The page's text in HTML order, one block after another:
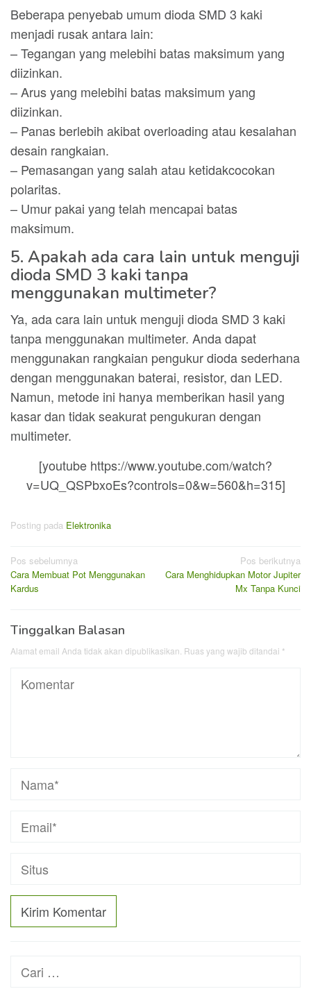
Beberapa penyebab umum dioda SMD 3 kaki
menjadi rusak antara lain:
– Tegangan yang melebihi batas maksimum yang
diizinkan.
– Arus yang melebihi batas maksimum yang
diizinkan.
– Panas berlebih akibat overloading atau kesalahan
desain rangkaian.
– Pemasangan yang salah atau ketidakcocokan
polaritas.
– Umur pakai yang telah mencapai batas
maksimum.
5. Apakah ada cara lain untuk menguji
dioda SMD 3 kaki tanpa
menggunakan multimeter?
Ya, ada cara lain untuk menguji dioda SMD 3 kaki
tanpa menggunakan multimeter. Anda dapat
menggunakan rangkaian pengukur dioda sederhana
dengan menggunakan baterai, resistor, dan LED.
Namun, metode ini hanya memberikan hasil yang
kasar dan tidak seakurat pengukuran dengan
multimeter.
[youtube https://www.youtube.com/watch?
v=UQ_QSPbxoEs?controls=0&w=560&h=315]
Posting pada Elektronika
Navigasi
pos
Pos sebelumnya
Cara Membuat Pot Menggunakan
Kardus
Pos berikutnya
Cara Menghidupkan Motor Jupiter
Mx Tanpa Kunci
Tinggalkan Balasan
Alamat email Anda tidak akan dipublikasikan. Ruas yang wajib ditandai *
Cari